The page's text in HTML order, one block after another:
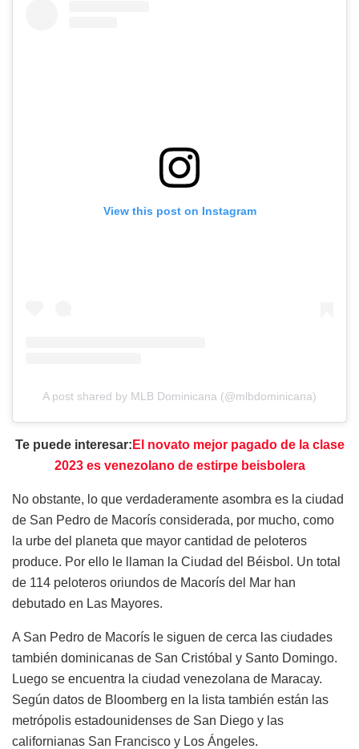
View this post on Instagram
A post shared by MLB Dominicana (@mlbdominicana)
Te puede interesar: El novato mejor pagado de la clase
2023 es venezolano de estirpe beisbolera
No obstante, lo que verdaderamente asombra es la ciudad
de San Pedro de Macorís considerada, por mucho, como
la urbe del planeta que mayor cantidad de peloteros
produce. Por ello le llaman la Ciudad del Béisbol. Un total
de 114 peloteros oriundos de Macorís del Mar han
debutado en Las Mayores.
A San Pedro de Macorís le siguen de cerca las ciudades
también dominicanas de San Cristóbal y Santo Domingo.
Luego se encuentra la ciudad venezolana de Maracay.
Según datos de Bloomberg en la lista también están las
metrópolis estadounidenses de San Diego y las
californianas San Francisco y Los Ángeles.